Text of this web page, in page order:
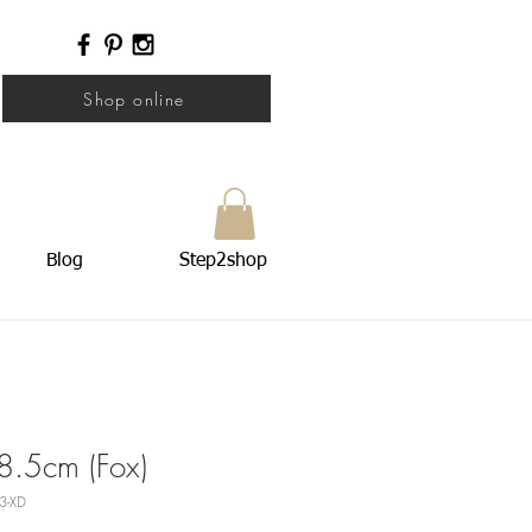
Shop online
Blog Step2shop
(Fox)
XD